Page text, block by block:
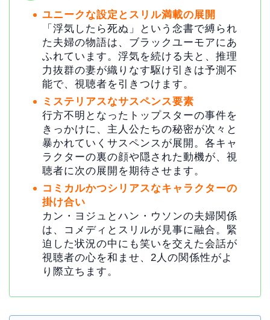
ユニークな設定とスリル満載の展開
「浮気したら死ぬ」という念書で縛られ
た夫婦の物語は、ブラックユーモアにあ
ふれています。浮気を続ける夫と、推理
力抜群の妻が織りなす駆け引きは予測不
能で、視聴者を引きつけます。
ミステリアスなサスペンス要素
行方不明となったトップスターの事件を
きっかけに、主人公たちの秘密が次々と
暴かれていくサスペンスが展開。各キャ
ラクターの裏の顔や隠された動機が、視
聴者に次の展開を期待させます。
コミカルかつシリアスなキャラクターの
掛け合い
カン・ヨジュとハン・ウソンの夫婦関係
は、コメディとスリルが見事に融合。緊
迫した状況の中にも笑いを交えた会話が
視聴者の心を和ませ、2人の関係性がよ
り際立ちます。